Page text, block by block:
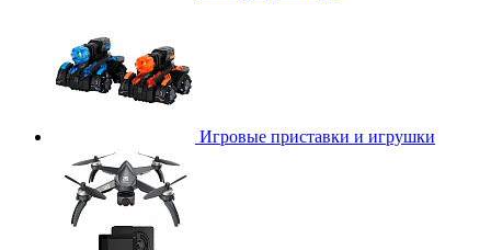
Игровые приставки и игрушки